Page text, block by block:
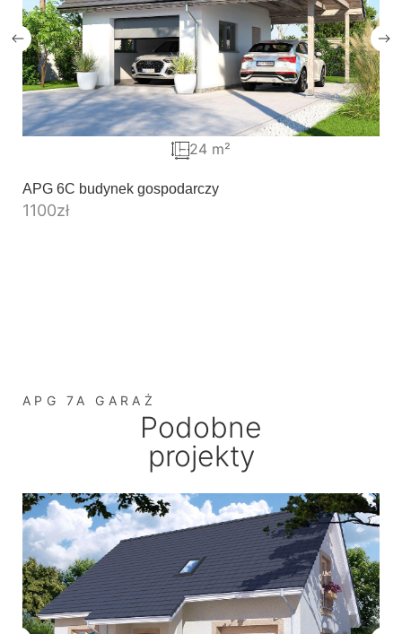
APG 6C budynek gospodarczy
1100zł
24 m²
APG 7A GARAŻ
Podobne
projekty